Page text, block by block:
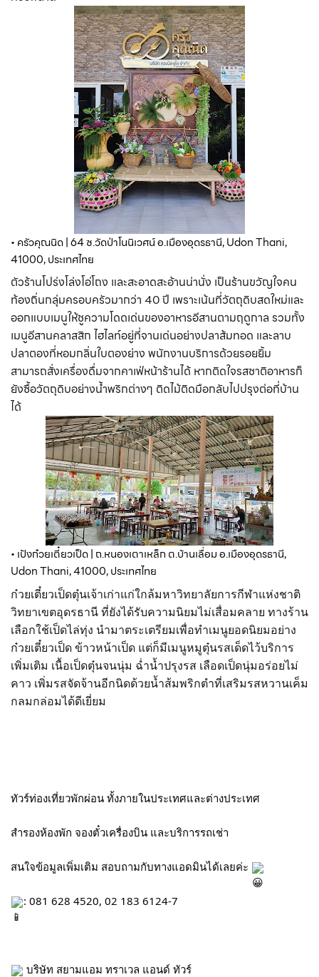
• ครัวคุณนิด | 64 ซ.วัดป่าโนนิเวศน์ อ.เมืองอุดรธานี, Udon Thani,
41000, ประเทศไทย
ตัวร้านโปร่งโล่งโอ่โถง และสะอาดสะอ้านน่านั่ง เป็นร้านขวัญใจคน
ท้องถิ่นกลุ่มครอบครัวมากว่า 40 ปี เพราะเน้นที่วัตถุดิบสดใหม่และ
ออกแบบเมนูให้ชูความโดดเด่นของอาหารอีสานตามฤดูกาล รวมทั้ง
เมนูอีสานคลาสสิก ไฮไลท์อยู่ที่จานเด่นอย่างปลาส้มทอด และลาบ
ปลาตองที่หอมกลิ่นใบตองย่าง พนักงานบริการด้วยรอยยิ้ม
สามารถสั่งเครื่องดื่มจากคาเฟ่หน้าร้านได้ หากติดใจรสชาติอาหารก็
ยังซื้อวัตถุดิบอย่างน้ำพริกต่างๆ ติดไม้ติดมือกลับไปปรุงต่อที่บ้าน
ได้
• เป้งก๋วยเตี๋ยวเป็ด | ถ.หนองเตาเหล็ก ต.บ้านเลื่อม อ.เมืองอุดรธานี,
Udon Thani, 41000, ประเทศไทย
ก๋วยเตี๋ยวเป็ดตุ๋นเจ้าเก่าแก่ใกล้มหาวิทยาลัยการกีฬาแห่งชาติ
วิทยาเขตอุดรธานี ที่ยังได้รับความนิยมไม่เสื่อมคลาย ทางร้าน
เลือกใช้เป็ดไล่ทุ่ง นำมาตระเตรียมเพื่อทำเมนูยอดนิยมอย่าง
ก๋วยเตี๋ยวเป็ด ข้าวหน้าเป็ด แต่ก็มีเมนูหมูตุ๋นรสเด็ดไว้บริการ
เพิ่มเติม เนื้อเป็ดตุ๋นจนนุ่ม ฉ่ำน้ำปรุงรส เลือดเป็ดนุ่มอร่อยไม่
คาว เพิ่มรสจัดจ้านอีกนิดด้วยน้ำส้มพริกตำที่เสริมรสหวานเค็ม
กลมกล่อมได้ดีเยี่ยม
ทัวร์ท่องเที่ยวพักผ่อน ทั้งภายในประเทศและต่างประเทศ
สำรองห้องพัก จองตั๋วเครื่องบิน และบริการรถเช่า
สนใจข้อมูลเพิ่มเติม สอบถามกับทางแอดมินได้เลยค่ะ
: 081 628 4520, 02 183 6124-7
บริษัท สยามแอม ทราเวล แอนด์ ทัวร์